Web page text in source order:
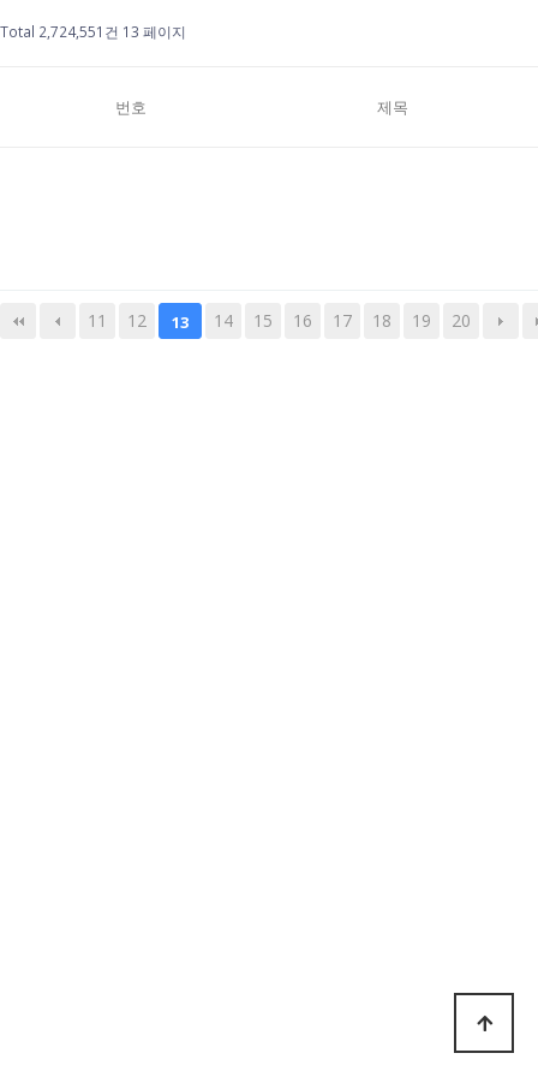
Total 2,724,551건 13 페이지
번호 제목
11 12 13 14 15 16 17 18 19 20